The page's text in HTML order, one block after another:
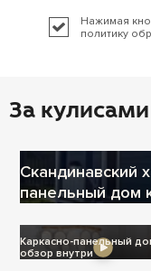
Нажимая
политику
За
Скандинавский
панельный дом
Каркасно-панельный
обзор внутри